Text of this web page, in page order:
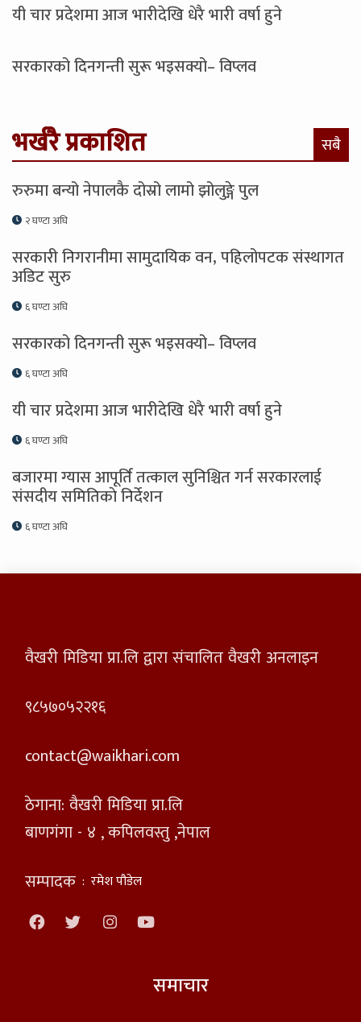
यी चार प्रदेशमा आज भारीदेखि धेरै भारी वर्षा हुने
सरकारको दिनगन्ती सुरू भइसक्यो– विप्लव
भर्खरै प्रकाशित सबै
रुरुमा बन्यो नेपालकै दोस्रो लामो झोलुङ्गे पुल
२ घण्टा अघि
सरकारी निगरानीमा सामुदायिक वन, पहिलोपटक संस्थागत
अडिट सुरु
६ घण्टा अघि
सरकारको दिनगन्ती सुरू भइसक्यो– विप्लव
६ घण्टा अघि
यी चार प्रदेशमा आज भारीदेखि धेरै भारी वर्षा हुने
६ घण्टा अघि
बजारमा ग्यास आपूर्ति तत्काल सुनिश्चित गर्न सरकारलाई
संसदीय समितिकाे निर्देशन
६ घण्टा अघि
वैखरी मिडिया प्रा.लि द्वारा संचालित वैखरी अनलाइन
९८५७०५२२१६
contact@waikhari.com
ठेगाना: वैखरी मिडिया प्रा.लि
बाणगंगा - ४ , कपिलवस्तु ,नेपाल
सम्पादक : रमेश पौडेल
समाचार